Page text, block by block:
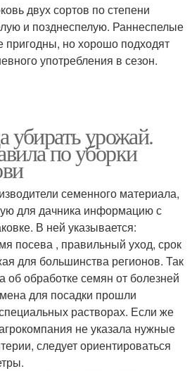
двух сортов по степени
и позднеспелую. Раннеспелые
пригодны, но хорошо подходят
употребления в сезон.
убирать урожай.
по уборки
семенного материала,
для дачника информацию с
В ней указывается:
посева , правильный уход, срок
для большинства регионов. Так
об обработке семян от болезней
для посадки прошли
растворах. Если же
не указала нужные
следует ориентироваться